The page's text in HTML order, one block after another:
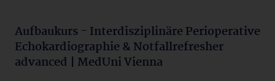
Aufbaukurs - Interdisziplinäre Perioperative
Echokardiographie & Notfallrefresher
advanced | MedUni Vienna